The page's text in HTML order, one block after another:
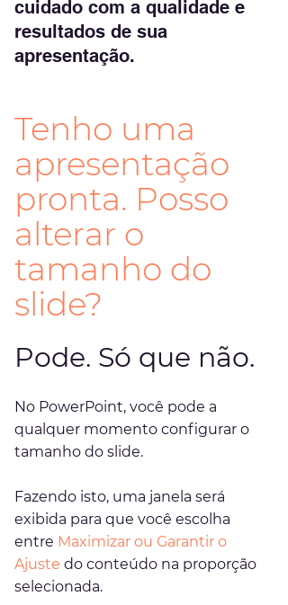
cuidado com a qualidade e
resultados de sua
apresentação.
Tenho uma
apresentação
pronta. Posso
alterar o
tamanho do
slide?
Pode. Só que não.
No PowerPoint, você pode a
qualquer momento configurar o
tamanho do slide.
Fazendo isto, uma janela será
exibida para que você escolha
entre Maximizar ou Garantir o
Ajuste do conteúdo na proporção
selecionada.